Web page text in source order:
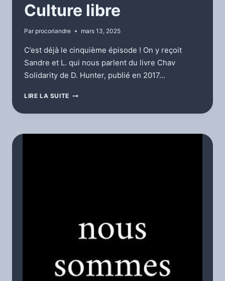
Culture libre
Par procoriandre mars 13, 2025
C’est déjà le cinquième épisode ! On y reçoit
Sandre et L. qui nous parlent du livre Chav
Solidarity de D. Hunter, publié en 2017…
LIRE LA SUITE CULTURE